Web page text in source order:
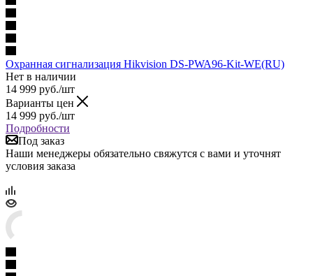
Охранная сигнализация Hikvision DS-PWA96-Kit-WE(RU)
Нет в наличии
14 999 руб./шт
Варианты цен
14 999 руб./шт
Подробности
Под заказ
Наши менеджеры обязательно свяжутся с вами и уточнят
условия заказа